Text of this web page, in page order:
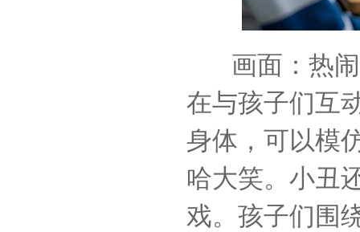
画面：热
在与孩子们互
身体，可以模
哈大笑。小丑
戏。孩子们围